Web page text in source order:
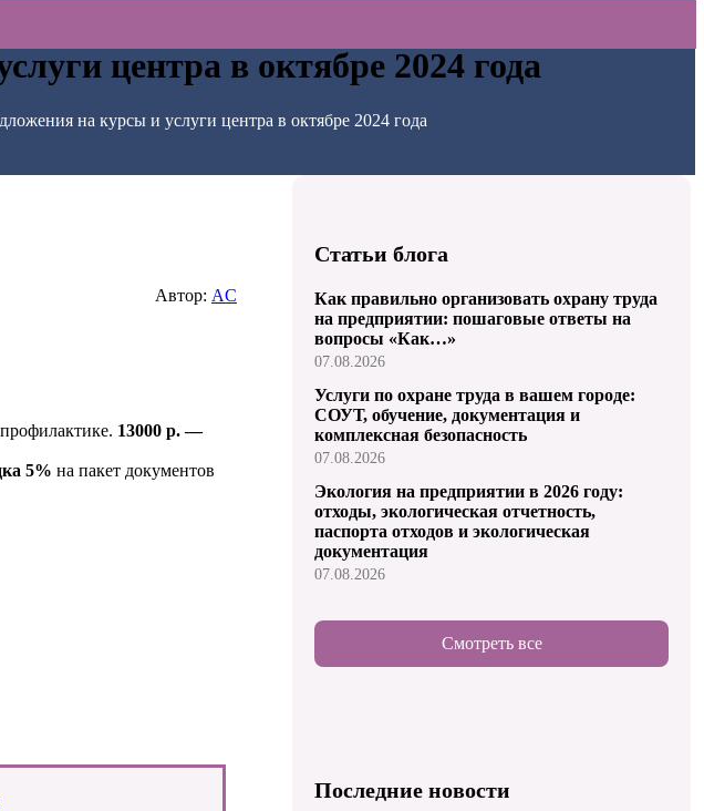
центра в октябре 2024 года
на курсы и услуги центра в октябре 2024 года
Автор: AC
13000 р. —
5% на пакет документов
Статьи блога
Как правильно организовать охрану труда
на предприятии: пошаговые ответы на
вопросы «Как…»
07.08.2026
Услуги по охране труда в вашем городе:
СОУТ, обучение, документация и
комплексная безопасность
07.08.2026
Экология на предприятии в 2026 году:
отходы, экологическая отчетность,
паспорта отходов и экологическая
документация
07.08.2026
Смотреть все
Последние новости